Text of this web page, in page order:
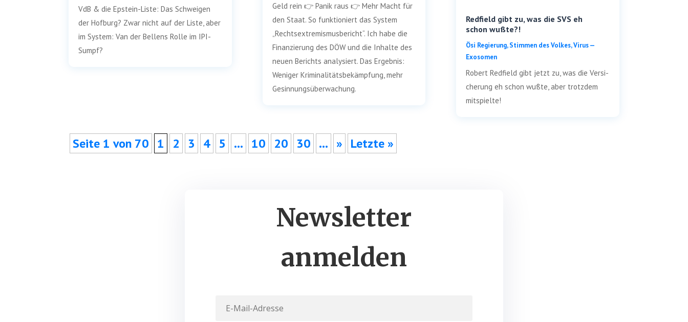
VdB & die Epstein-Lis­­te: Das Schwei­gen
der Hof­burg? Zwar nicht auf der Lis­te, aber
im Sys­tem: Van der Bel­lens Rol­le im IPI-
Sumpf?
Geld rein 👉 Panik raus 👉 Mehr Macht für
den Staat. So funk­tio­niert das Sys­tem
„Rechts­extre­mis­mus­be­richt“. Ich habe die
Finan­zie­rung des DÖW und die Inhal­te des
neu­en Berichts ana­ly­siert. Das Ergeb­nis:
Weni­ger Kri­mi­na­li­täts­be­kämp­fung, mehr
Gesinnungsüberwachung.
Redfield gibt zu, was die SVS eh
schon wußte?!
Ösi Regie­rung,Stim­men des Vol­kes,Virus —
Exosomen
Robert Red­field gibt jetzt zu, was die Ver­si­
che­rung eh schon wuß­te, aber trotz­dem
mitspielte!
Sei­te 1 von 70 1 2 3 4 5 … 10 20 30 … » Letz­te »
Newsletter
anmelden